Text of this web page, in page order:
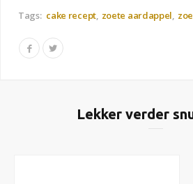
Tags: cake recept zoete aardappel
Lekker verder